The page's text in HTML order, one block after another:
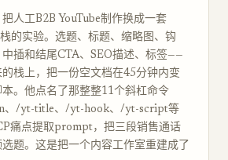
人工B2B YouTube制作换成一套
的实验。选题、标题、缩略图、钩
插和结尾CTA、SEO描述、标签——
栈上，把一份空文档在45分钟内变
。他点名了那整整11个斜杠命令
、/yt-title、/yt-hook、/yt-script等
痛点提取prompt，把三段销售通话
题。这是把一个内容工作室重建成了